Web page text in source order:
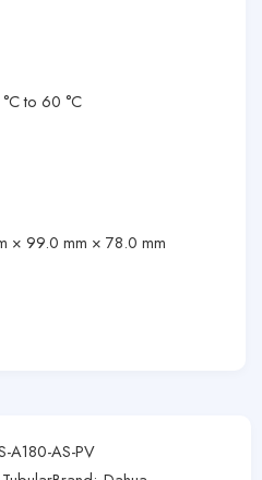
to 60 °C
× 99.0 mm × 78.0 mm
A180-AS-PV